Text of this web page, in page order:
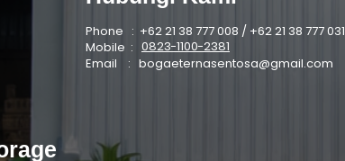
Phone : +62 21 38 777 008 / +62 21 38 777 031
Mobile :
Email : bogaeternasentosa@gmail.com
0823-1100-2381